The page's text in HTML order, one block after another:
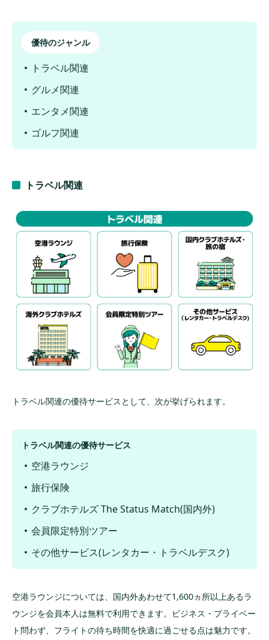
優待のジャンル
トラベル関連
グルメ関連
エンタメ関連
ゴルフ関連
トラベル関連
トラベル関連の優待サービスとして、次が挙げられます。
トラベル関連の優待サービス
空港ラウンジ
旅行保険
クラブホテルズ The Status Match(国内外)
会員限定特別ツアー
その他サービス(レンタカー・トラベルデスク)
空港ラウンジについては、国内外あわせて1,600ヵ所以上あるラ
ウンジを会員本人は無料で利用できます。ビジネス・プライベー
ト問わず、フライトの待ち時間を快適に過ごせる点は魅力です。